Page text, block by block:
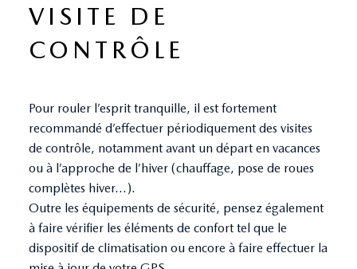
VISITE DE
CONTRÔLE
Pour rouler l’esprit tranquille, il est fortement
recommandé d’effectuer périodiquement des visites
de contrôle, notamment avant un départ en vacances
ou à l’approche de l’hiver (chauffage, pose de roues
complètes hiver...).
Outre les équipements de sécurité, pensez également
à faire vérifier les éléments de confort tel que le
dispositif de climatisation ou encore à faire effectuer la